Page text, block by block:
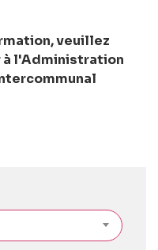
veuillez
l'Administration